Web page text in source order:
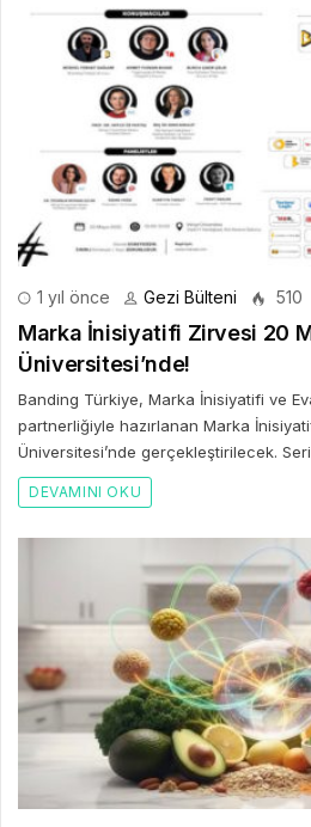
1 yıl önce Gezi Bülteni 510
Marka İnisiyatifi Zirvesi 20
Üniversitesi’nde!
Banding Türkiye, Marka İnisiyatifi ve
partnerliğiyle hazırlanan Marka
Üniversitesi’nde gerçekleştirilecek.
DEVAMINI OKU